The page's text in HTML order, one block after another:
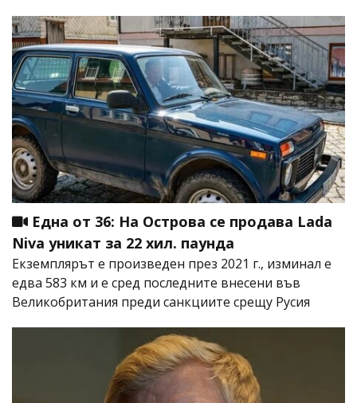
Една от 36: На Острова се продава Lada
Niva уникат за 22 хил. паунда
Екземплярът е произведен през 2021 г., изминал е
едва 583 км и е сред последните внесени във
Великобритания преди санкциите срещу Русия